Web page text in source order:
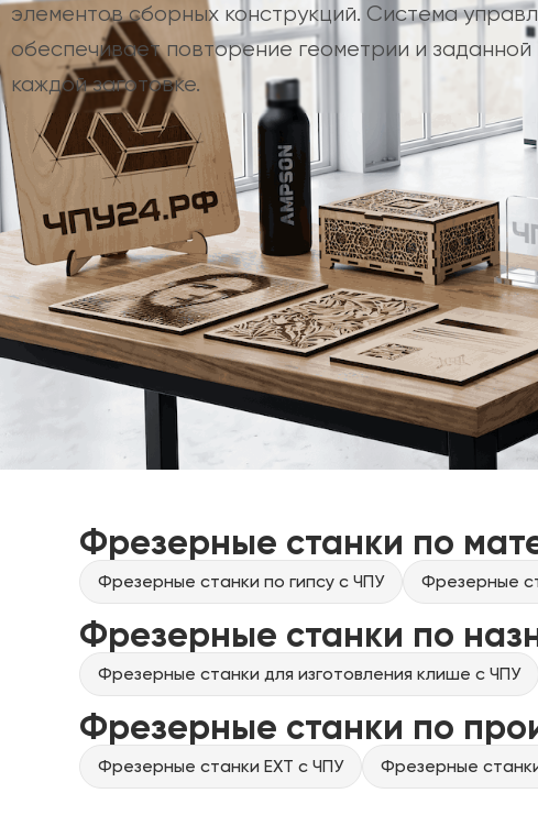
элементов сборных конструкций. Система
обеспечивает повторение геометрии и заданной
каждой заготовке.
Фрезерные станки по
Фрезерные станки по гипсу с ЧПУ Фрезерные
Фрезерные станки по
Фрезерные станки для изготовления клише с ЧПУ
Фрезерные станки по
Фрезерные станки EXT с ЧПУ Фрезерные